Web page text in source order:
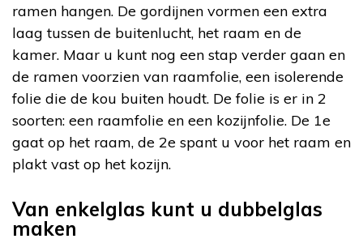
ramen hangen. De gordijnen vormen een extra
laag tussen de buitenlucht, het raam en de
kamer. Maar u kunt nog een stap verder gaan en
de ramen voorzien van raamfolie, een isolerende
folie die de kou buiten houdt. De folie is er in 2
soorten: een raamfolie en een kozijnfolie. De 1e
gaat op het raam, de 2e spant u voor het raam en
plakt vast op het kozijn.
Van enkelglas kunt u dubbelglas
maken